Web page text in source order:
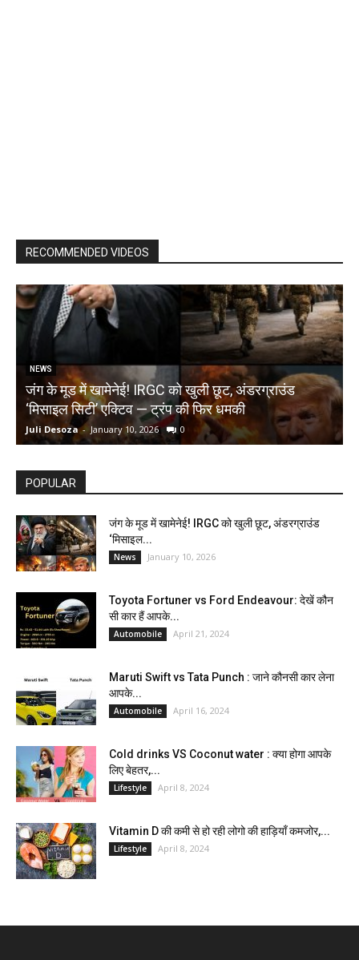
RECOMMENDED VIDEOS
NEWS
जंग के मूड में खामेनेई! IRGC को खुली छूट, अंडरग्राउंड
‘मिसाइल सिटी’ एक्टिव — ट्रंप की फिर धमकी
Juli Desoza - January 10, 2026 0
POPULAR
जंग के मूड में खामेनेई! IRGC को खुली छूट, अंडरग्राउंड
‘मिसाइल...
News January 10, 2026
Toyota Fortuner vs Ford Endeavour: देखें कौन
सी कार हैं आपके...
Automobile April 21, 2024
Maruti Swift vs Tata Punch : जाने कौनसी कार लेना
आपके...
Automobile April 16, 2024
Cold drinks VS Coconut water : क्या होगा आपके
लिए बेहतर,...
Lifestyle April 8, 2024
Vitamin D की कमी से हो रही लोगो की हाड़ियाँ कमजोर,...
Lifestyle April 8, 2024